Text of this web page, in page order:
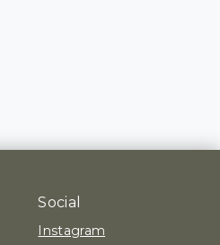
Social
Instagram